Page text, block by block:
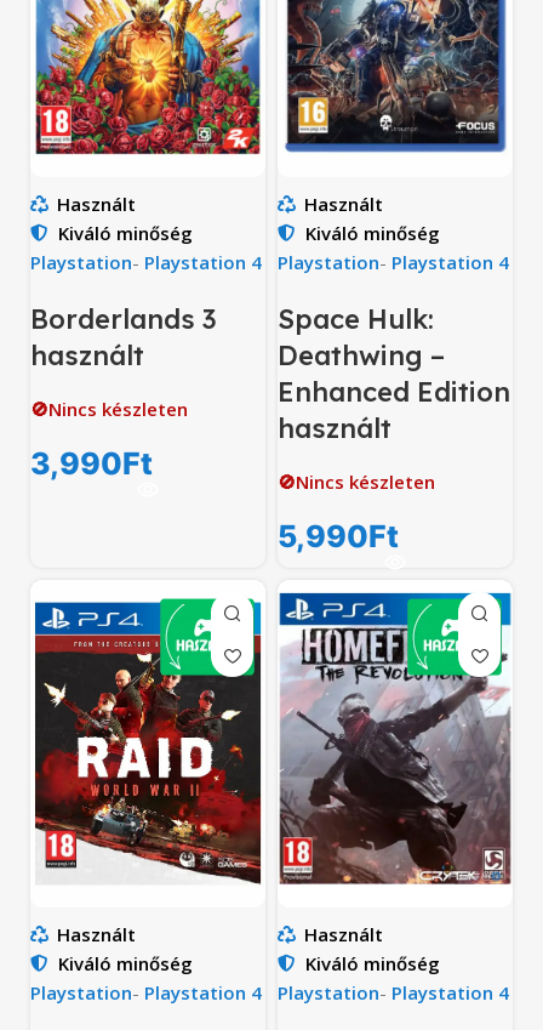
Használt
Kiváló minőség
Playstation- Playstation 4
Borderlands 3
használt
🚫Nincs készleten
3,990Ft
Használt
Kiváló minőség
Playstation- Playstation 4
Space Hulk:
Deathwing –
Enhanced Edition
használt
🚫Nincs készleten
5,990Ft
Használt
Kiváló minőség
Playstation- Playstation 4
Használt
Kiváló minőség
Playstation- Playstation 4